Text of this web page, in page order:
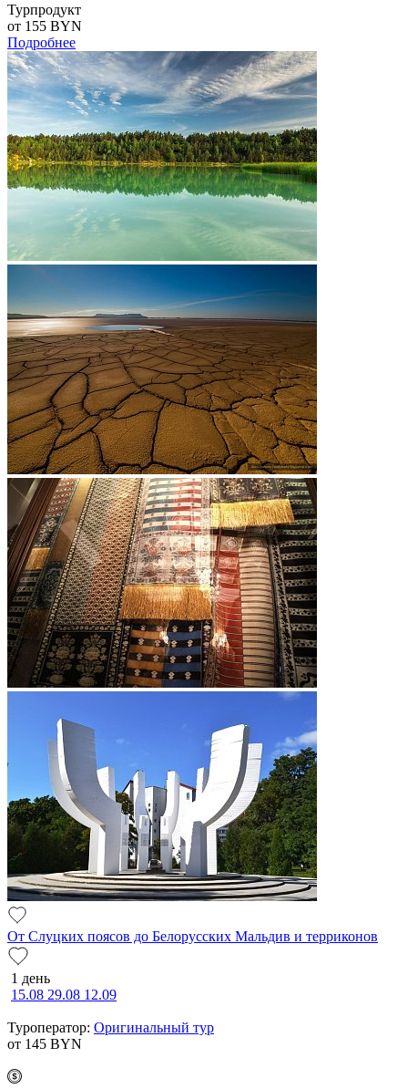
Турпродукт
от 155 BYN
Подробнее
От Слуцких поясов до Белорусских Мальдив и терриконов
1 день
15.08 29.08 12.09
Туроператор: Оригинальный тур
от 145 BYN